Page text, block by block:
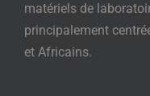
matériels de
principalement
et Africains.